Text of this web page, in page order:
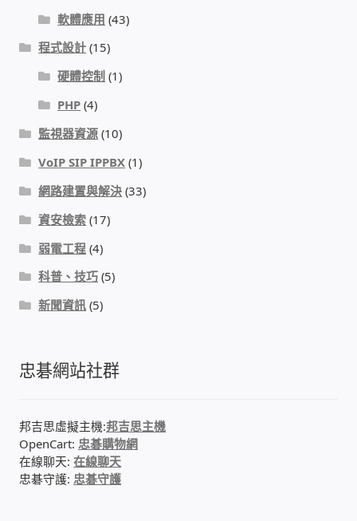
通航國際(Tonnet)
NEC SL2100 電話總機 數位IP通訊系統
安立達(Aristel)
聯盟電子(LINEMEX)
網路型門口視訊對講機
電話 工具 軟體 手冊
電梯樓層刷卡管制
停車場、社區大樓 車道管制系統
軟體應用 (43)
程式設計 (15)
硬體控制 (1)
PHP (4)
監視器資源 (10)
VoIP SIP IPPBX (1)
網路建置與解決 (33)
資安檢索 (17)
弱電工程 (4)
科普、技巧 (5)
新聞資訊 (5)
忠碁網站社群
邦吉思虛擬主機:邦吉思主機
OpenCart: 忠碁購物網
在線聊天:在線聊天
忠碁守護: 忠碁守護